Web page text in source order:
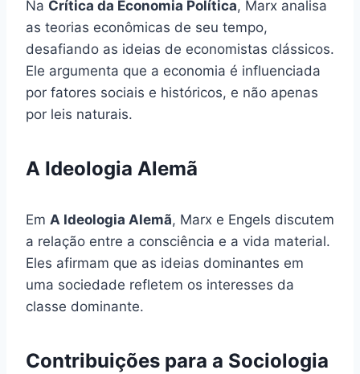
Na Crítica da Economia Política, Marx analisa
as teorias econômicas de seu tempo,
desafiando as ideias de economistas clássicos.
Ele argumenta que a economia é influenciada
por fatores sociais e históricos, e não apenas
por leis naturais.
A Ideologia Alemã
Em A Ideologia Alemã, Marx e Engels discutem
a relação entre a consciência e a vida material.
Eles afirmam que as ideias dominantes em
uma sociedade refletem os interesses da
classe dominante.
Contribuições para a Sociologia